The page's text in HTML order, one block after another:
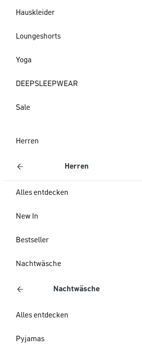
Hauskleider
Loungeshorts
Yoga
DEEPSLEEPWEAR
Sale
Herren
Herren
Alles entdecken
New In
Bestseller
Nachtwäsche
Nachtwäsche
Alles entdecken
Pyjamas